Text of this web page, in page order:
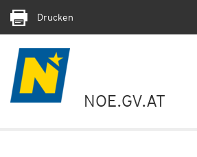
Drucken
NOE.GV.AT